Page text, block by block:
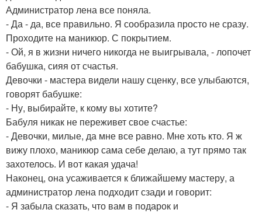
Администратор лена все поняла.
- Да - да, все правильно. Я сообразила просто не сразу.
Проходите на маникюр. С покрытием.
- Ой, я в жизни ничего никогда не выигрывала, - лопочет
бабушка, сияя от счастья.
Девочки - мастера видели нашу сценку, все улыбаются,
говорят бабушке:
- Ну, выбирайте, к кому вы хотите?
Бабуля никак не переживет свое счастье:
- Девочки, милые, да мне все равно. Мне хоть кто. Я ж
вижу плохо, маникюр сама себе делаю, а тут прямо так
захотелось. И вот какая удача!
Наконец, она усаживается к ближайшему мастеру, а
администратор лена подходит сзади и говорит:
- Я забыла сказать, что вам в подарок и